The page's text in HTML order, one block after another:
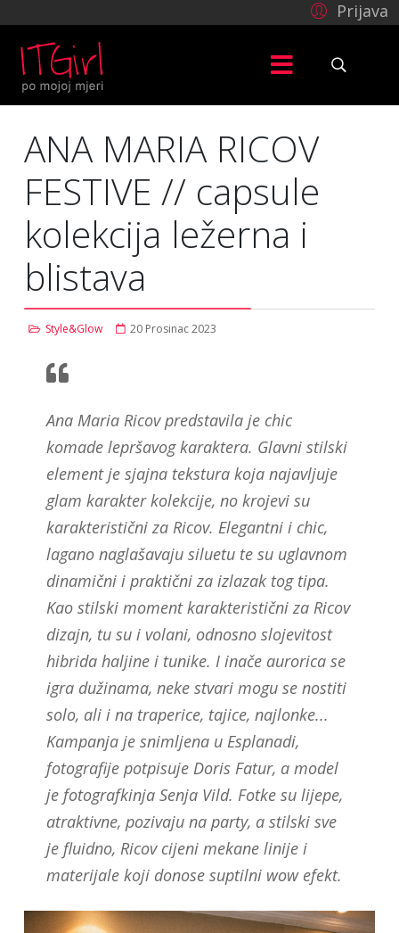
Prijava
ANA MARIA RICOV
FESTIVE // capsule
kolekcija ležerna i
blistava
Style&Glow 20 Prosinac 2023
Ana Maria Ricov predstavila je chic
komade lepršavog karaktera. Glavni stilski
element je sjajna tekstura koja najavljuje
glam karakter kolekcije, no krojevi su
karakteristični za Ricov. Elegantni i chic,
lagano naglašavaju siluetu te su uglavnom
dinamični i praktični za izlazak tog tipa.
Kao stilski moment karakteristični za Ricov
dizajn, tu su i volani, odnosno slojevitost
hibrida haljine i tunike. I inače aurorica se
igra dužinama, neke stvari mogu se nostiti
solo, ali i na traperice, tajice, najlonke...
Kampanja je snimljena u Esplanadi,
fotografije potpisuje Doris Fatur, a model
je fotografkinja Senja Vild. Fotke su lijepe,
atraktivne, pozivaju na party, a stilski sve
je fluidno, Ricov cijeni mekane linije i
materijale koji donose suptilni wow efekt.